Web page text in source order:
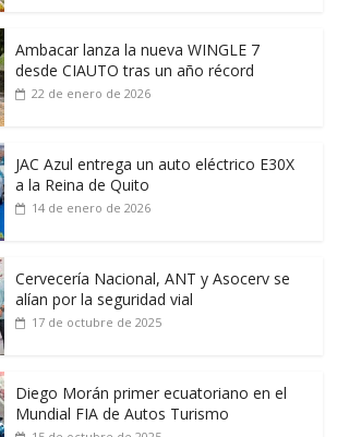
Ambacar lanza la nueva WINGLE 7
desde CIAUTO tras un año récord
22 de enero de 2026
JAC Azul entrega un auto eléctrico E30X
a la Reina de Quito
14 de enero de 2026
Cervecería Nacional, ANT y Asocerv se
alían por la seguridad vial
17 de octubre de 2025
Diego Morán primer ecuatoriano en el
Mundial FIA de Autos Turismo